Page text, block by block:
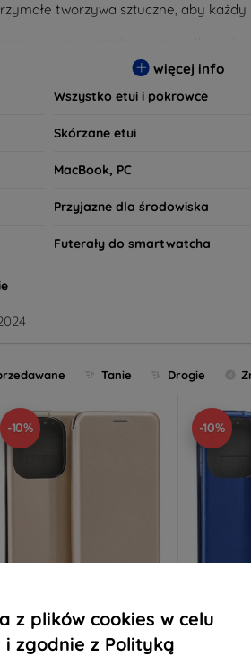
z plików cookies w celu
i zgodnie z Polityką
tworzywa sztuczne, aby każdy
wygląd, czy też bardziej
i znajdź etui, które najlepiej
więcej info
Wszystko etui i pokrowce
Skórzane etui
MacBook, PC
Przyjazne dla środowiska
Futerały do smartwatcha
Tanie Drogie
-10%
-10%
Zniżka z
kuponem
EXTRA10
-10%
-10%